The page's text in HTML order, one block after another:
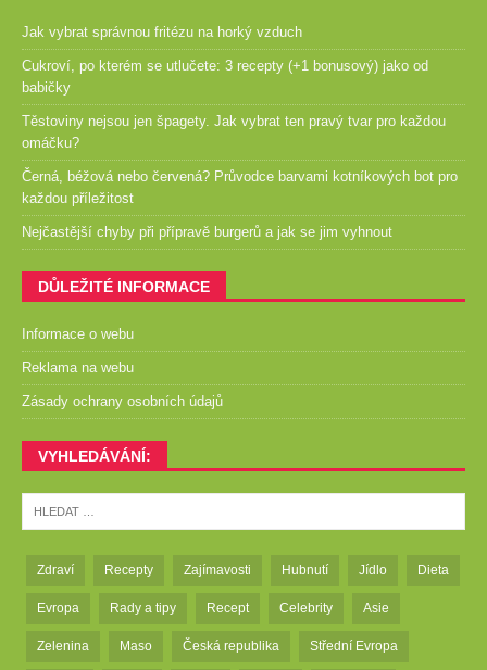
Jak vybrat správnou fritézu na horký vzduch
Cukroví, po kterém se utlučete: 3 recepty (+1 bonusový) jako od
babičky
Těstoviny nejsou jen špagety. Jak vybrat ten pravý tvar pro každou
omáčku?
Černá, béžová nebo červená? Průvodce barvami kotníkových bot pro
každou příležitost
Nejčastější chyby při přípravě burgerů a jak se jim vyhnout
DŮLEŽITÉ INFORMACE
Informace o webu
Reklama na webu
Zásady ochrany osobních údajů
VYHLEDÁVÁNÍ:
Zdraví Recepty Zajímavosti Hubnutí Jídlo Dieta
Evropa Rady a tipy Recept Celebrity Asie
Zelenina Maso Česká republika Střední Evropa